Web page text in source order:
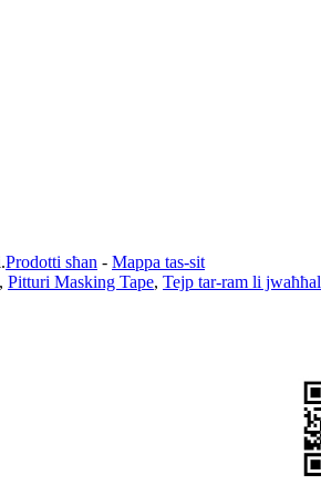
Prodotti sħan - Mappa tas-sit
, Pitturi Masking Tape, Tejp tar-ram li jwaħħal